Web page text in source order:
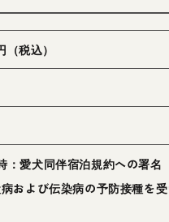
税込）
：愛犬同伴宿泊規約への署名
病および伝染病の予防接種を